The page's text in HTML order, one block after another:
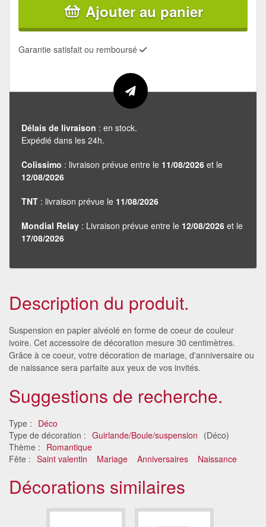
Ajouter au panier
Garantie satisfait ou remboursé
Délais de livraison : en stock.
Expédié dans les 24h.
Colissimo : livraison prévue entre le 11/08/2026 et le
12/08/2026
TNT : livraison prévue le 11/08/2026
Mondial Relay : Livraison prévue entre le 12/08/2026 et le
17/08/2026
Description du produit.
Suspension en papier alvéolé en forme de coeur de couleur
ivoire. Cet accessoire de décoration mesure 30 centimètres.
Grâce à ce coeur, votre décoration de mariage, d'anniversaire ou
de naissance sera parfaite aux yeux de vos invités.
Suggestions de recherche.
Type : Déco
Type de décoration : Guirlande/Boule/suspension (Déco)
Thème : Romantique
Fête : Saint valentin Mariage Anniversaires Naissance
Décorations similaires